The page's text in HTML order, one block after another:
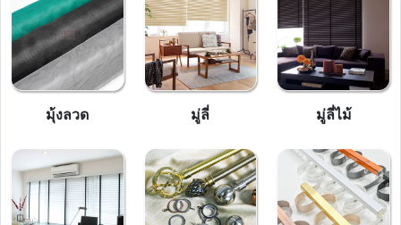
มุ้งลวด มู่ลี่ มู่ลี่ไม้